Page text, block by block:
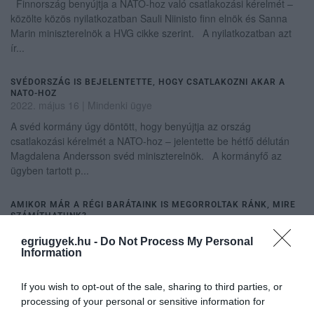
egriugyek.hu - Do Not Process My Personal
Information
If you wish to opt-out of the sale, sharing to third parties, or
processing of your personal or sensitive information for
Finnország benyújtja a NATO-hoz való csatlakozási kérelmét –
közölte közös nyilatkozatban Sauli Niinisto finn elnök és Sanna
Marin miniszterelnök a HVG cikke szerint. A nyilatkozatban azt
ír...
SVÉDORSZÁG IS BEJELENTETTE, HOGY CSATLAKOZNI AKAR A
NATO-HOZ
2022. május 16
Mindenki ügye
A svéd kormány úgy döntött, hogy benyújtja az ország
csatlakozási kérelmét a NATO-hoz – jelentette be hétfő délután
Magdalena Andersson svéd miniszterelnök. A kormányfő az
ügyben tartott p...
AMIKOR MÁR A RÉGI BARÁTAINK IS MEGORROLTAK RÁNK, MIRE
SZÁMÍTHATUNK?
Sior Facebook-oldala az egyik legizgibb hely a közösségi éterben,
oldalát is...